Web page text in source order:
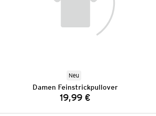
Neu
Damen Feinstrickpullover
Preis:
19,99 €